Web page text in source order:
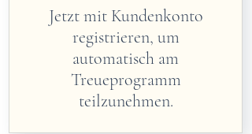
Jetzt mit Kundenkonto
registrieren, um
automatisch am
Treueprogramm
teilzunehmen.